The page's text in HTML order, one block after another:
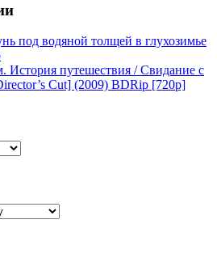
под водяной толщей в глухозимье
История путешествия / Свидание с
Cut] (2009) BDRip [720p]